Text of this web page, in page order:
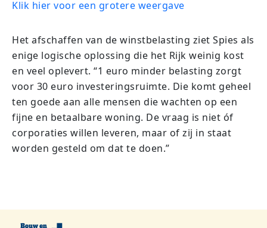
Klik hier voor een grotere weergave
Het afschaffen van de winstbelasting ziet Spies als
enige logische oplossing die het Rijk weinig kost
en veel oplevert. “1 euro minder belasting zorgt
voor 30 euro investeringsruimte. Die komt geheel
ten goede aan alle mensen die wachten op een
fijne en betaalbare woning. De vraag is niet óf
corporaties willen leveren, maar of zij in staat
worden gesteld om dat te doen.”